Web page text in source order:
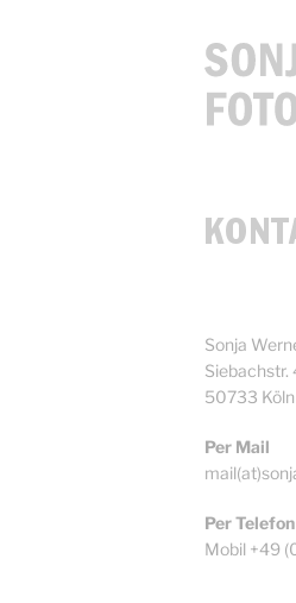
Sonja
Siebachstr.
50733 Köln
Per Mail
Per Telefon
Mobil +49